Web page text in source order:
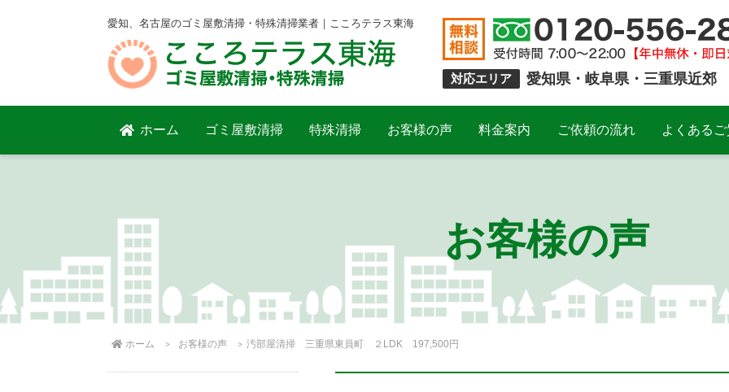
愛知、名古屋のゴミ屋敷清掃・特殊清掃業者｜こころテラス東海
対応エリア 愛知県・岐阜県・三重県近郊
ホーム ゴミ屋敷清掃 特殊清掃 お客様の声 料金案内 ご依頼の流れ よくある
お客様の声
ホーム お客様の声 汚部屋清掃 三重県東員町 ２LDK 197,500円